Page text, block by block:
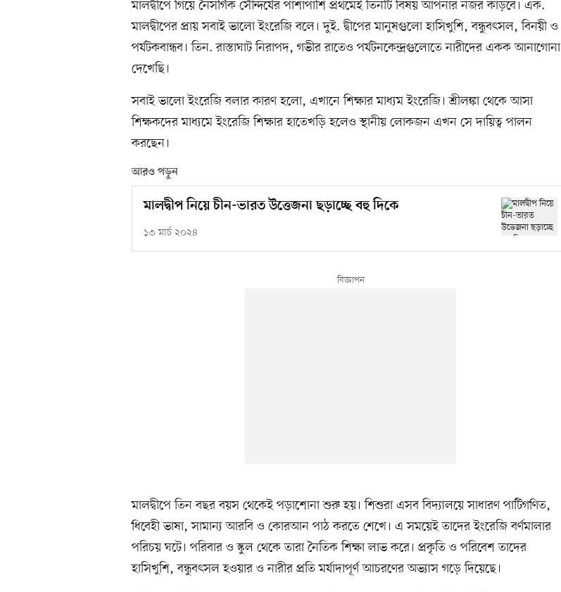
মালদ্বীপে গিয়ে নৈসর্গিক সৌন্দর্যের পাশাপাশি প্রথমেই তিনটি বিষয় আপনার নজর কাড়বে। এক.
মালদ্বীপের প্রায় সবাই ভালো ইংরেজি বলে। দুই. দ্বীপের মানুষগুলো হাসিখুশি, বন্ধুবৎসল, বিনয়ী ও
পর্যটকবান্ধব। তিন. রাস্তাঘাট নিরাপদ, গভীর রাতেও পর্যটনকেন্দ্রগুলোতে নারীদের একক আনাগোনা
দেখেছি।
সবাই ভালো ইংরেজি বলার কারণ হলো, এখানে শিক্ষার মাধ্যম ইংরেজি। শ্রীলঙ্কা থেকে আসা
শিক্ষকদের মাধ্যমে ইংরেজি শিক্ষার হাতেখড়ি হলেও স্থানীয় লোকজন এখন সে দায়িত্ব পালন
করছেন।
আরও পড়ুন
মালদ্বীপ নিয়ে চীন-ভারত উত্তেজনা ছড়াচ্ছে বহু দিকে
১৩ মার্চ ২০২৪
মালদ্বীপে তিন বছর বয়স থেকেই পড়াশোনা শুরু হয়। শিশুরা এসব বিদ্যালয়ে সাধারণ পাটিগণিত,
ধিবেহী ভাষা, সামান্য আরবি ও কোরআন পাঠ করতে শেখে। এ সময়েই তাদের ইংরেজি বর্ণমালার
পরিচয় ঘটে। পরিবার ও স্কুল থেকে তারা নৈতিক শিক্ষা লাভ করে। প্রকৃতি ও পরিবেশ তাদের
হাসিখুশি, বন্ধুবৎসল হওয়ার ও নারীর প্রতি মর্যাদাপূর্ণ আচরণের অভ্যাস গড়ে দিয়েছে।